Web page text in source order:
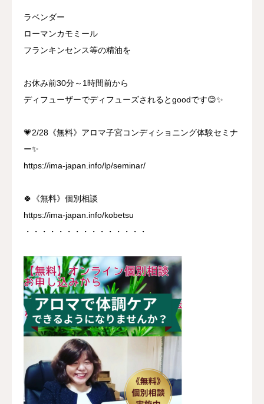
ラベンダー
ローマンカモミール
フランキンセンス等の精油を
お休み前30分～1時間前から
ディフューザーでディフューズされるとgoodです😊✨
💗2/28《無料》アロマ子宮コンディショニング体験セミナ
ー✨
https://ima-japan.info/lp/seminar/
🍀《無料》個別相談
https://ima-japan.info/kobetsu
・・・・・・・・・・・・・・・